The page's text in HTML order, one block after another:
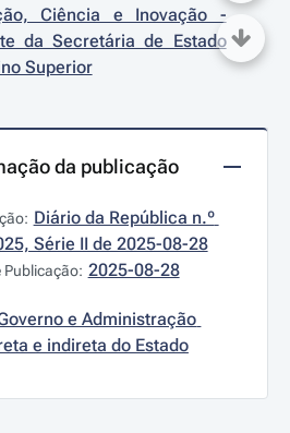
Ciência e Inovação -
da Secretária de Estado
Superior
da publicação
Diário da República n.º
Série II de 2025-08-28
Publicação: 2025-08-28
e Administração
e indireta do Estado